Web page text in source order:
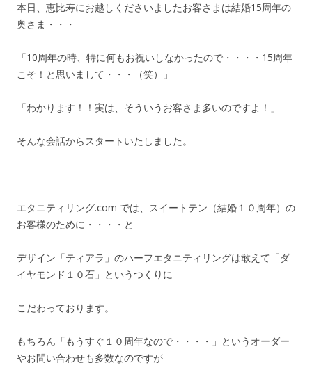
本日、恵比寿にお越しくださいましたお客さまは結婚15周年の
奥さま・・・
「10周年の時、特に何もお祝いしなかったので・・・・15周年
こそ！と思いまして・・・（笑）」
「わかります！！実は、そういうお客さま多いのですよ！」
そんな会話からスタートいたしました。
エタニティリング.com では、スイートテン（結婚１０周年）の
お客様のために・・・・と
デザイン「ティアラ」のハーフエタニティリングは敢えて「ダ
イヤモンド１０石」というつくりに
こだわっております。
もちろん「もうすぐ１０周年なので・・・・」というオーダー
やお問い合わせも多数なのですが